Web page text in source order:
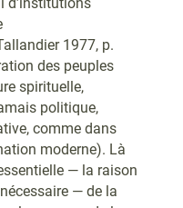
1977, p.
des peuples
spirituelle,
politique,
comme dans
moderne). Là
— la raison
— de la